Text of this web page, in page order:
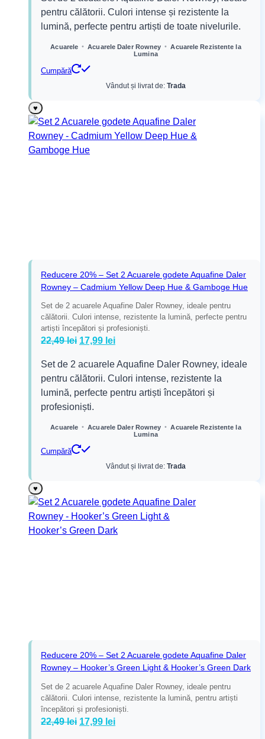
fost:
22,49 lei.
17,99 lei.
pentru călătorii. Culori intense și rezistente la
lumină, perfecte pentru artiști de toate nivelurile.
Acuarele • Acuarele Daler Rowney • Acuarele Rezistente la
Lumina
Cumpără
Vândut și livrat de: Trada
♥
Reducere 20% – Set 2 Acuarele godete Aquafine Daler
Rowney – Cadmium Yellow Deep Hue & Gamboge Hue
Set de 2 acuarele Aquafine Daler Rowney, ideale pentru
călătorii. Culori intense, rezistente la lumină, perfecte pentru
artiști începători și profesioniști.
22,49lei Prețul
a
fost:
22,49 lei.
17,99 leiPrețul
este:
17,99 lei.
Set de 2 acuarele Aquafine Daler Rowney, ideale
pentru călătorii. Culori intense, rezistente la
lumină, perfecte pentru artiști începători și
profesioniști.
Acuarele • Acuarele Daler Rowney • Acuarele Rezistente la
Lumina
Cumpără
Vândut și livrat de: Trada
♥
Reducere 20% – Set 2 Acuarele godete Aquafine Daler
Rowney – Hooker’s Green Light & Hooker’s Green Dark
Set de 2 acuarele Aquafine Daler Rowney, ideale pentru
călătorii. Culori intense, rezistente la lumină, pentru artiști
începători și profesioniști.
22,49lei Prețul
17,99 leiPrețul